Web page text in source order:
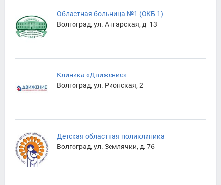
Областная больница №1 (ОКБ 1)
Волгоград, ул. Ангарская, д. 13
Клиника «Движение»
Волгоград, ул. Рионская, 2
Детская областная поликлиника
Волгоград, ул. Землячки, д. 76